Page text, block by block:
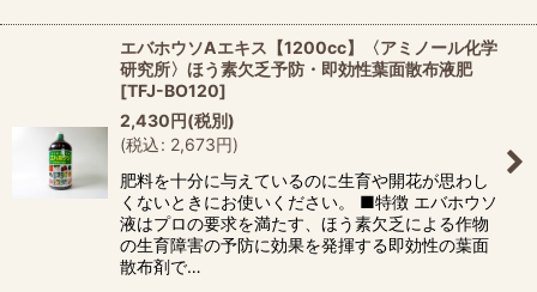
エバホウソAエキス【1200cc】〈アミノール化学
研究所〉ほう素欠乏予防・即効性葉面散布液肥
[TFJ-BO120]
2,430円(税別)
(税込: 2,673円)
肥料を十分に与えているのに生育や開花が思わし
くないときにお使いください。 ■特徴 エバホウソ
液はプロの要求を満たす、ほう素欠乏による作物
の生育障害の予防に効果を発揮する即効性の葉面
散布剤で…